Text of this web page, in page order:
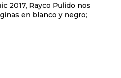
en blanco y negro;